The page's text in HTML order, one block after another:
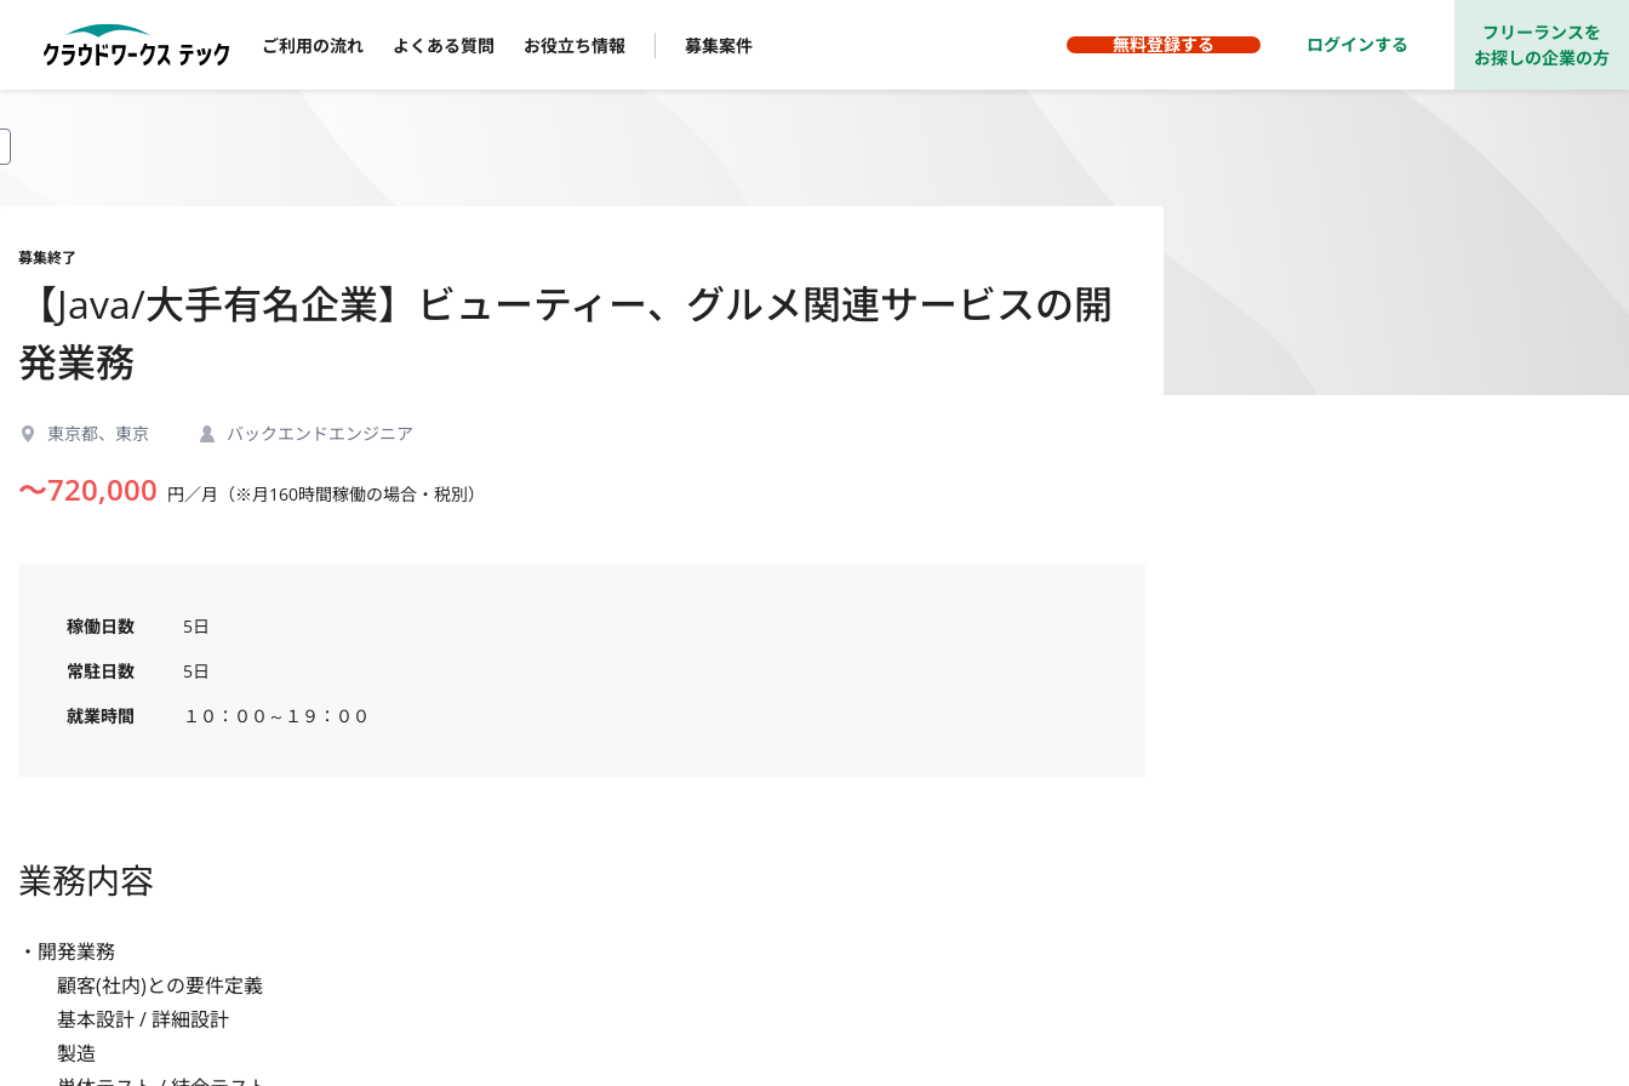
ご利用の流れ よくある質問 お役立ち情報 募集案件 無料登録する ログインする
フリーランスを
お探しの企業の方
募集終了
【Java/大手有名企業】ビューティー、グルメ関連サービスの開
発業務
東京都、東京 バックエンドエンジニア
〜720,000 円／月（※月160時間稼働の場合・税別）
稼働日数
5日
常駐日数
5日
就業時間
１０：００～１９：００
業務内容
・開発業務
顧客(社内)との要件定義
基本設計 / 詳細設計
製造